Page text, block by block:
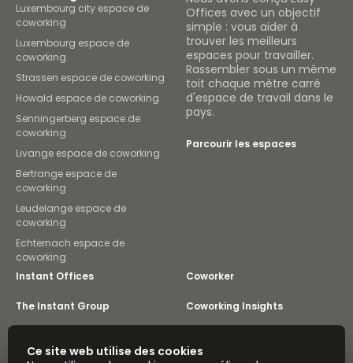
Luxembourg city espace de
coworking
Luxembourg espace de
coworking
Strassen espace de coworking
Howald espace de coworking
Senningerberg espace de
coworking
Livange espace de coworking
Bertrange espace de
coworking
Leudelange espace de
coworking
Echternach espace de
coworking
Offices avec un objectif
simple : vous aider à
trouver les meilleurs
espaces pour travailler.
Rassembler sous un même
toit chaque mètre carré
d'espace de travail dans le
pays.
Parcourir les espaces
Instant Offices Coworker
The Instant Group Coworking Insights
Ce site web utilise des cookies